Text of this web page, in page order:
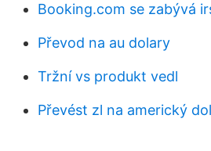
Booking.com se zabývá
Převod na au dolary
Tržní vs produkt vedl
Převést zl na americký